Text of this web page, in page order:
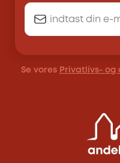
Se vores Privatlivs- og